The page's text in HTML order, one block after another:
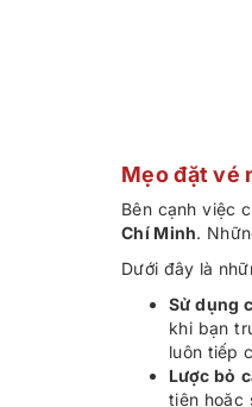
Mẹo đặt vé
Bên cạnh việc
Chí Minh.
Dưới đây là
Sử dụng
khi bạn
luôn tiếp
Lược bỏ
tiên hoặc